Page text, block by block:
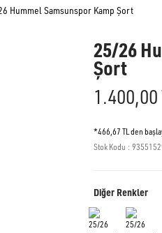
Hummel Samsunspor Kamp Şort
25/26
Şort
1.400,00
*466,67 TL den
Stok Kodu
Diğer Renkler